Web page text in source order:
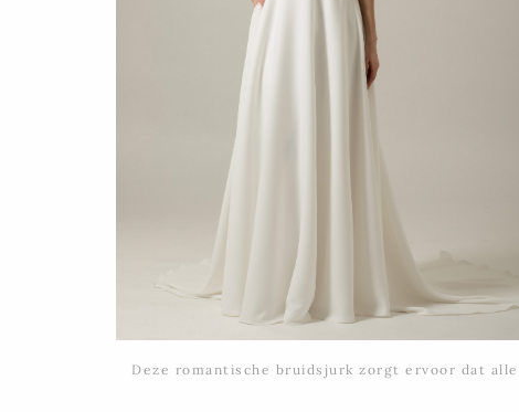
Deze romantische bruidsjurk zorgt ervoor dat